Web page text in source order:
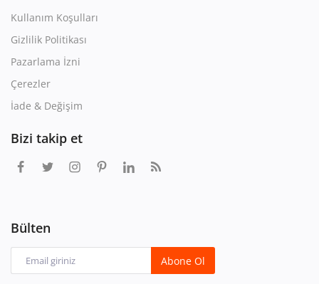
Kullanım Koşulları
Gizlilik Politikası
Pazarlama İzni
Çerezler
İade & Değişim
Bizi takip et
Bülten
Abone Ol